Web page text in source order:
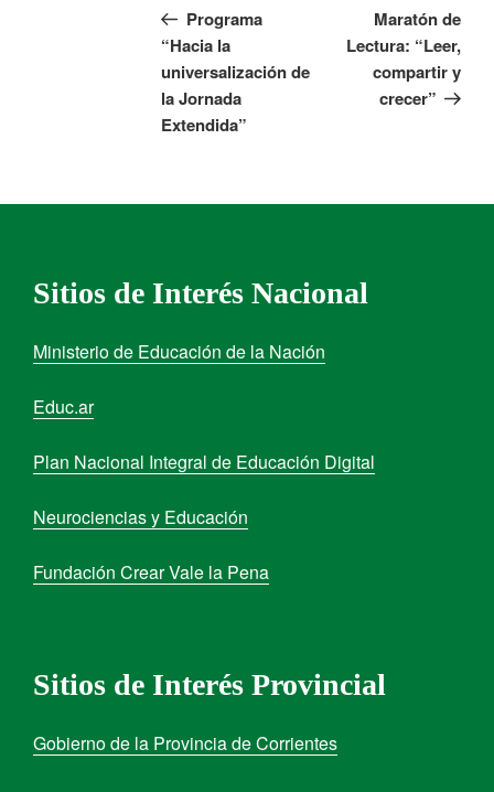
Programa
“Hacia la
universalización de
la Jornada
Extendida”
Maratón de
Lectura: “Leer,
compartir y
crecer”
Sitios de Interés Nacional
Ministerio de Educación de la Nación
Educ.ar
Plan Nacional Integral de Educación Digital
Neurociencias y Educación
Fundación Crear Vale la Pena
Sitios de Interés Provincial
Gobierno de la Provincia de Corrientes